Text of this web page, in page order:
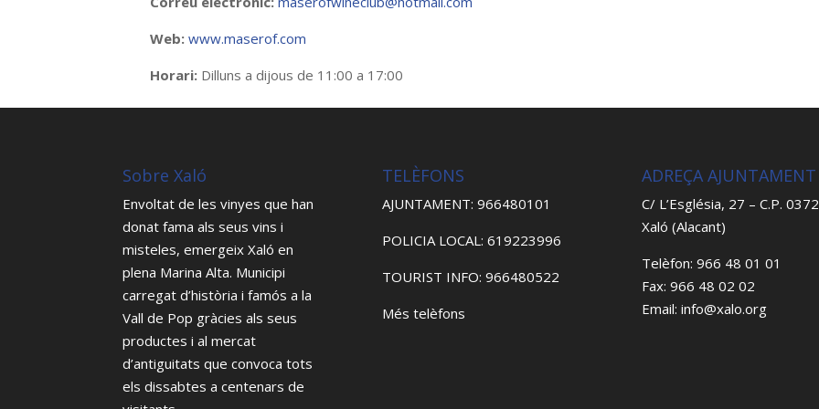
Web: www.maserof.com
Horari: Dilluns a dijous de 11:00 a 17:00
Sobre Xaló
Envoltat de les vinyes que han
donat fama als seus vins i
misteles, emergeix Xaló en
plena Marina Alta. Municipi
carregat d’història i famós a la
Vall de Pop gràcies als seus
productes i al mercat
d’antiguitats que convoca tots
els dissabtes a centenars de
TELÈFONS
AJUNTAMENT: 966480101
POLICIA LOCAL: 619223996
TOURIST INFO: 966480522
Més telèfons
ADREÇA AJUNTAMENT
C/ L’Església, 27 – C.P.
Xaló (Alacant)
Telèfon: 966 48 01 01
Fax: 966 48 02 02
Email: info@xalo.org